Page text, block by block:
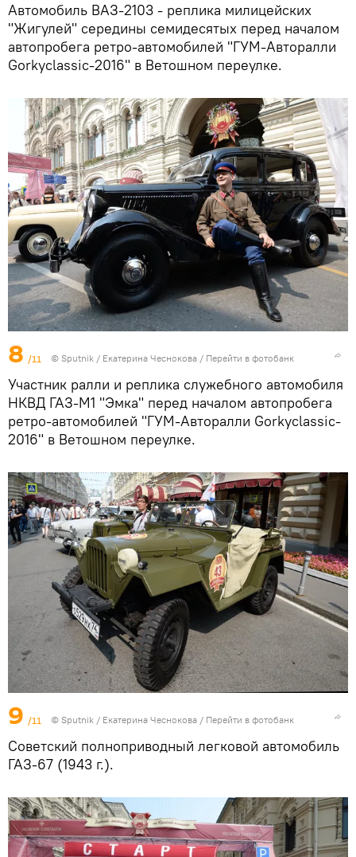
Автомобиль ВАЗ-2103 - реплика милицейских
"Жигулей" середины семидесятых перед началом
автопробега ретро-автомобилей "ГУМ-Авторалли
Gorkyclassic-2016" в Ветошном переулке.
8 /11 © Sputnik / Екатерина Чеснокова / Перейти в фотобанк
Участник ралли и реплика служебного автомобиля
НКВД ГАЗ-М1 "Эмка" перед началом автопробега
ретро-автомобилей "ГУМ-Авторалли Gorkyclassic-
2016" в Ветошном переулке.
9 /11 © Sputnik / Екатерина Чеснокова / Перейти в фотобанк
Советский полноприводный легковой автомобиль
ГАЗ-67 (1943 г.).